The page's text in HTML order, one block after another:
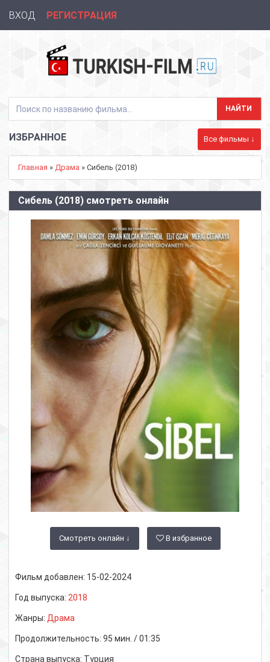
ВХОД РЕГИСТРАЦИЯ
ИЗБРАННОЕ Все фильмы ↓
Главная » Драма » Сибель (2018)
Сибель (2018) смотреть онлайн
Смотреть онлайн ↓ В избранное
Фильм добавлен: 15-02-2024
Год выпуска: 2018
Жанры: Драма
Продолжительность: 95 мин. / 01:35
Страна выпуска: Турция